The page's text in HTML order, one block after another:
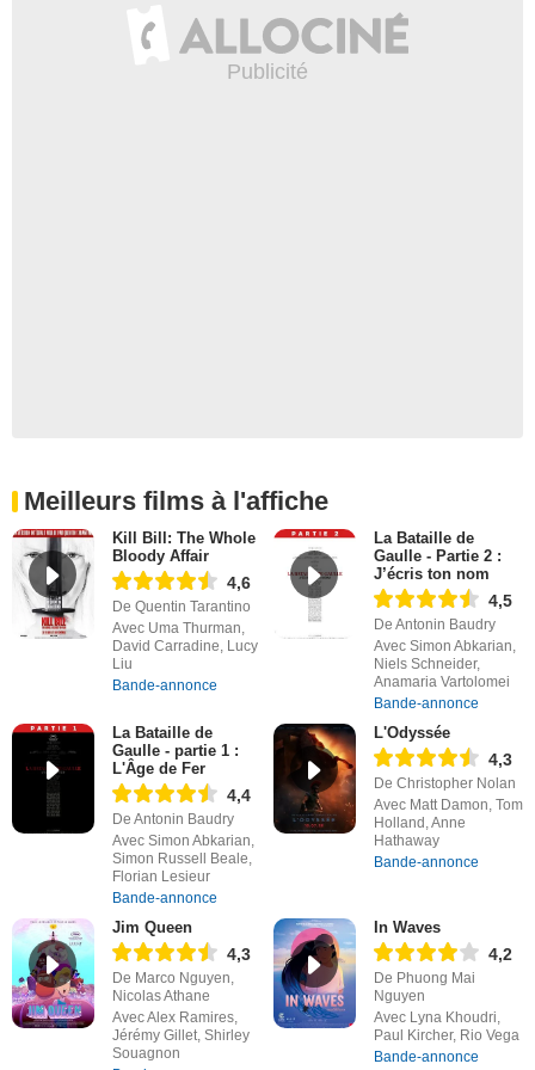
Meilleurs films à l'affiche
Kill Bill: The Whole
Bloody Affair
4,6
De Quentin Tarantino
Avec Uma Thurman,
David Carradine, Lucy
Liu
Bande-annonce
La Bataille de
Gaulle - Partie 2 :
J’écris ton nom
4,5
De Antonin Baudry
Avec Simon Abkarian,
Niels Schneider,
Anamaria Vartolomei
Bande-annonce
La Bataille de
Gaulle - partie 1 :
L'Âge de Fer
4,4
De Antonin Baudry
Avec Simon Abkarian,
Simon Russell Beale,
Florian Lesieur
Bande-annonce
L'Odyssée
4,3
De Christopher Nolan
Avec Matt Damon, Tom
Holland, Anne
Hathaway
Bande-annonce
Jim Queen
4,3
De Marco Nguyen,
Nicolas Athane
Avec Alex Ramires,
Jérémy Gillet, Shirley
Souagnon
In Waves
4,2
De Phuong Mai
Nguyen
Avec Lyna Khoudri,
Paul Kircher, Rio Vega
Bande-annonce